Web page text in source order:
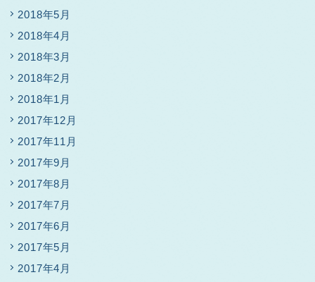
2018年5月
2018年4月
2018年3月
2018年2月
2018年1月
2017年12月
2017年11月
2017年9月
2017年8月
2017年7月
2017年6月
2017年5月
2017年4月